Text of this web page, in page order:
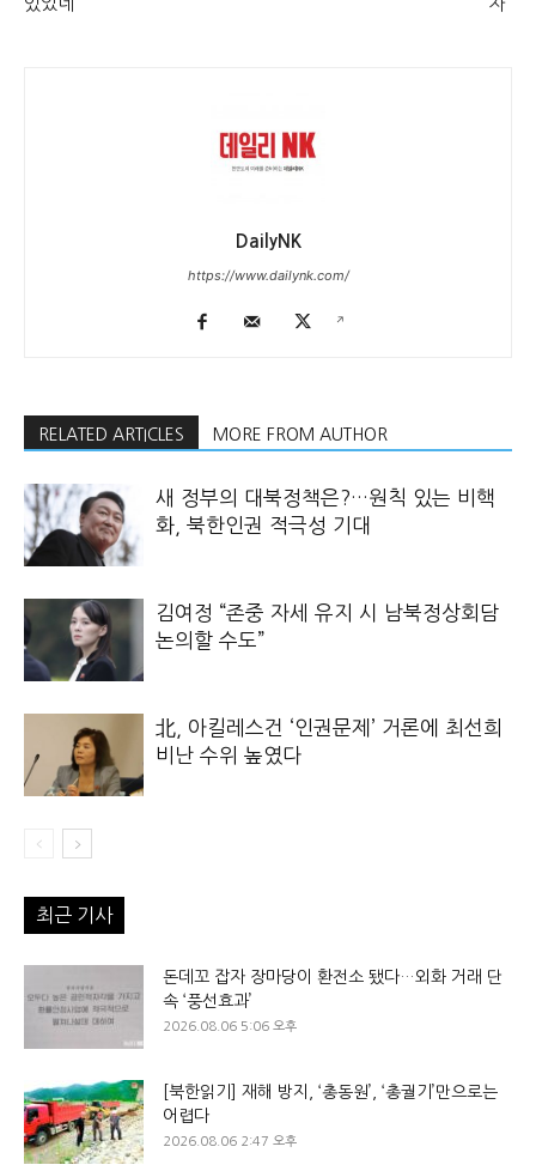
DailyNK
https://www.dailynk.com/
RELATED ARTICLES MORE FROM AUTHOR
새 정부의 대북정책은?…원칙 있는 비핵
화, 북한인권 적극성 기대
김여정 “존중 자세 유지 시 남북정상회담
논의할 수도”
北, 아킬레스건 ‘인권문제’ 거론에 최선희
비난 수위 높였다
최근 기사
돈데꼬 잡자 장마당이 환전소 됐다…외화 거래 단
속 ‘풍선효과’
2026.08.06 5:06 오후
[북한읽기] 재해 방지, ‘총동원’, ‘총궐기’만으로는
어렵다
2026.08.06 2:47 오후